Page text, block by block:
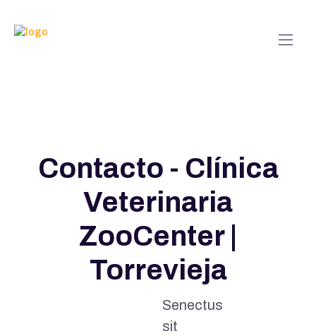
Contacto - Clínica
Veterinaria
ZooCenter |
Torrevieja
Senectus
sit